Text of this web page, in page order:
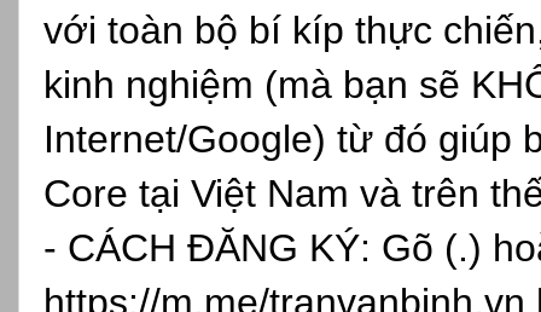
với toàn bộ bí kíp thực
kinh nghiệm (mà bạn sẽ
Internet/Google) từ đó giúp
Core tại Việt Nam và trên
- CÁCH ĐĂNG KÝ: Gõ (.)
https://m.me/tranvanbinh.vn